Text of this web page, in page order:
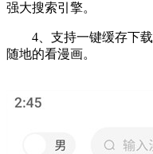
强大搜索引擎。
4、支持一键缓存下载
随地的看漫画。